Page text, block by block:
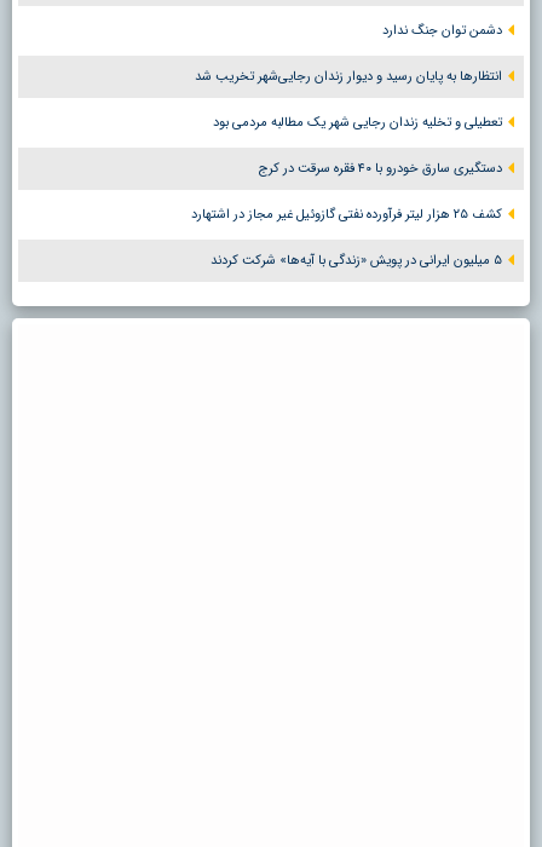
دشمن توان جنگ ندارد
انتظارها به پایان رسید و دیوار زندان رجایی‌شهر تخریب شد
تعطیلی و تخلیه زندان رجایی شهر یک مطالبه مردمی بود
دستگیری سارق خودرو با ۴۰ فقره سرقت در کرج
کشف ۲۵ هزار لیتر فرآورده نفتی گازوئیل غیر مجاز در اشتهارد
۵ میلیون ایرانی در پویش «زندگی با آیه‌ها» شرکت کردند